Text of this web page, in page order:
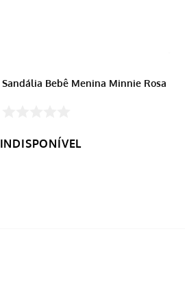
Sandália Bebê Menina Minnie Rosa
INDISPONÍVEL